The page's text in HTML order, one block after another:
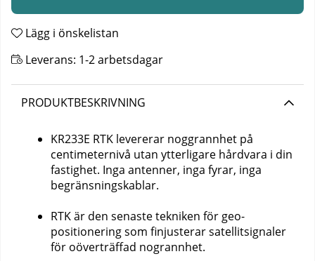
Lägg i önskelistan
Leverans: 1-2 arbetsdagar
PRODUKTBESKRIVNING
KR233E RTK levererar noggrannhet på
centimeternivå utan ytterligare hårdvara i din
fastighet. Inga antenner, inga fyrar, inga
begränsningskablar.
RTK är den senaste tekniken för geo-
positionering som finjusterar satellitsignaler
för oöverträffad nogrannhet.